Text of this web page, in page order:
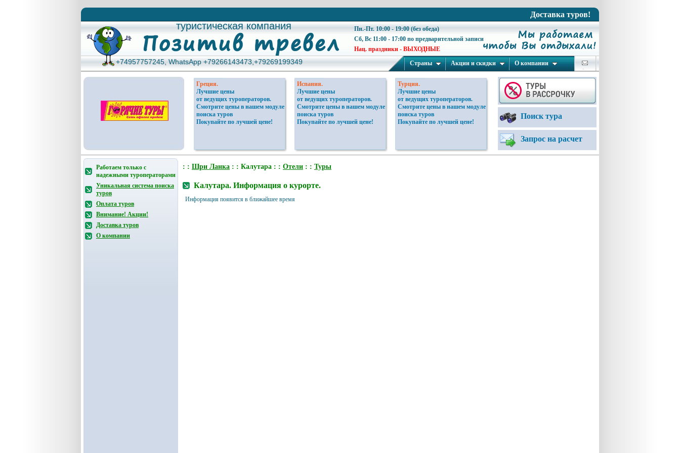
Доставка туров!
туристическая компания
туристическая компания
Пн.-Пт. 10:00 - 19:00 (без обеда)
Сб, Вс 11:00 - 17:00 по предварительной записи
Нац. праздники - ВЫХОДНЫЕ
+74957757245, WhatsApp +79266143473,+79269199349
+74957757245, WhatsApp +79266143473,+79269199349 Страны Акции и скидки О компании
Греция.
Лучшие цены
от ведущих туроператоров.
Смотрите цены в нашем модуле
поиска туров
Покупайте по лучшей цене!
Испания.
Лучшие цены
от ведущих туроператоров.
Смотрите цены в нашем модуле
поиска туров
Покупайте по лучшей цене!
Турция.
Лучшие цены
от ведущих туроператоров.
Смотрите цены в нашем модуле
поиска туров
Покупайте по лучшей цене!
Поиск тура
Запрос на расчет
Работаем только с
надежными туроператорами
Уникальная система поиска
туров
Оплата туров
Внимание! Акции!
Доставка туров
О компании
: : Шри Ланка : : Калутара : : Отели : : Туры
Калутара. Информация о курорте.
Информация появится в ближайшее время